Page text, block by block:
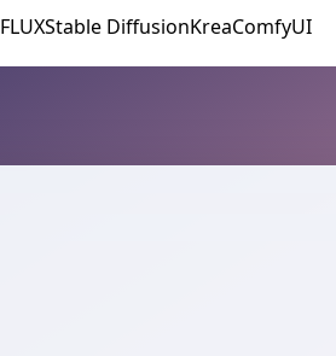
FLUXStable DiffusionKreaComfyUI